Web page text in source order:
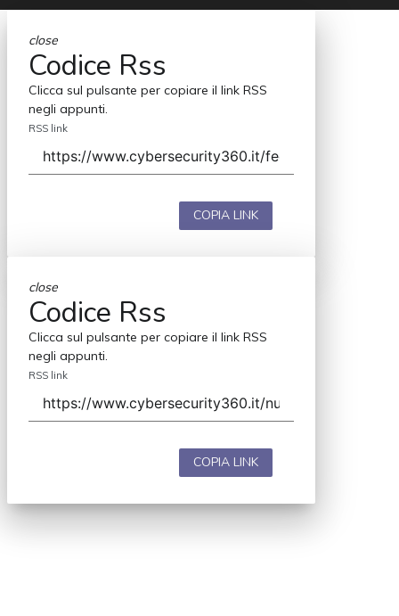
close
Codice Rss
Clicca sul pulsante per copiare il link RSS
negli appunti.
RSS link
COPIA LINK
close
Codice Rss
Clicca sul pulsante per copiare il link RSS
negli appunti.
RSS link
COPIA LINK